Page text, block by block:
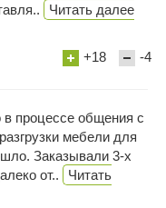
Читать далее
+18 -4
в процессе общения с
мебели для
Заказывали 3-х
от..
Читать